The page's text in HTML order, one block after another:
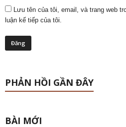
Lưu tên của tôi, email, và trang web
luận kế tiếp của tôi.
PHẢN HỒI GẦN ĐÂY
BÀI MỚI